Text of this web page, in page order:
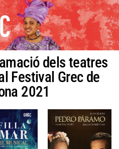
dels teatres
Festival Grec de
2021